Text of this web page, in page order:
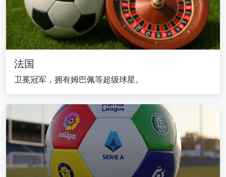
法国
卫冕冠军，拥有姆巴佩等超级球星。